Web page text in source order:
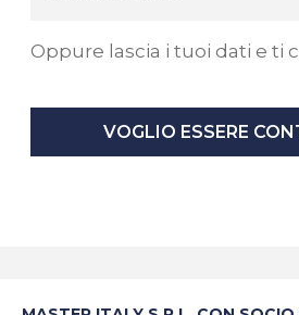
Oppure lascia i tuoi dati e ti
VOGLIO ESSERE